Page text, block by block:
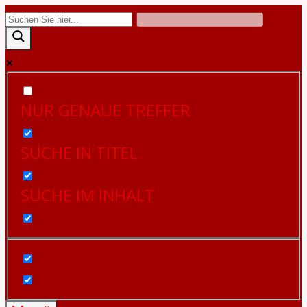
Zum
Inhalt
springen
NUR GENAUE TREFFER
SUCHE IN TITEL
SUCHE IM INHALT